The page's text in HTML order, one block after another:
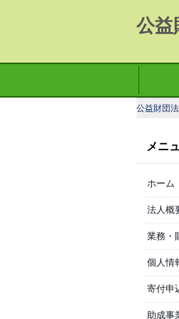
公
メイ
テ
ツ
へ
移
動
公益財団
メニ
ホーム
法人概
業務・
個人情
寄付申
助成事